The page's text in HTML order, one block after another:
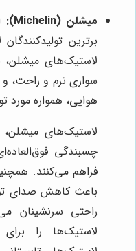
میشلن (Michelin):
برترین
لاستیک‌های میشلن،
سواری نرم و راحت،
هوایی، همواره مورد
لاستیک‌های میشلن،
چسبندگی
فراهم می‌کنند.
باعث کاهش صدای
راحتی سرنشینان
لاستیک‌ها را